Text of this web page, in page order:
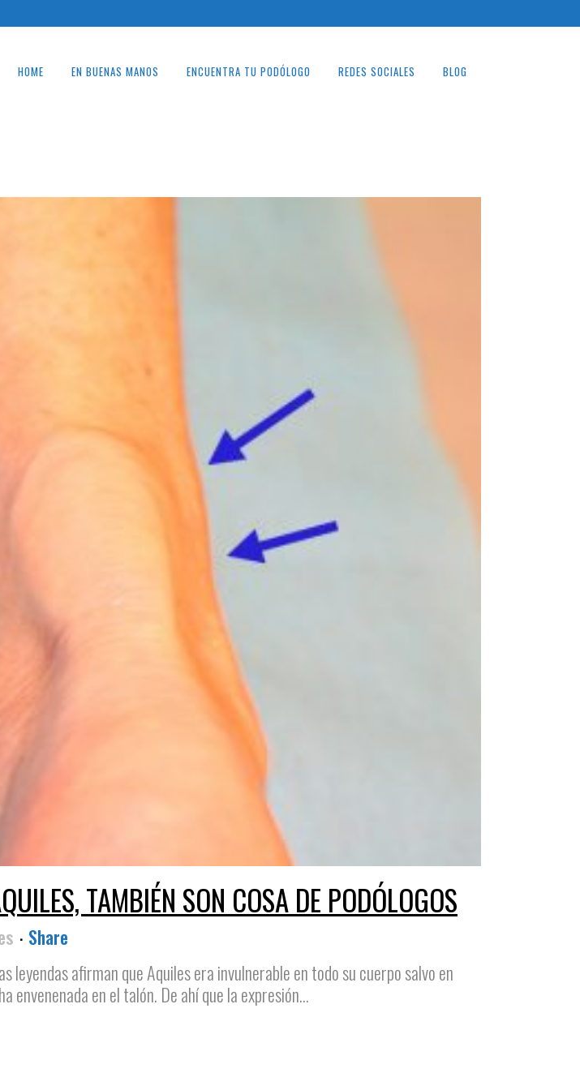
HOME EN BUENAS MANOS ENCUENTRA TU PODÓLOGO REDES SOCIALES BLOG
TAMBIÉN SON COSA DE PODÓLOGOS
Share
leyendas afirman que Aquiles era invulnerable en todo su cuerpo salvo en
envenenada en el talón. De ahí que la expresión...